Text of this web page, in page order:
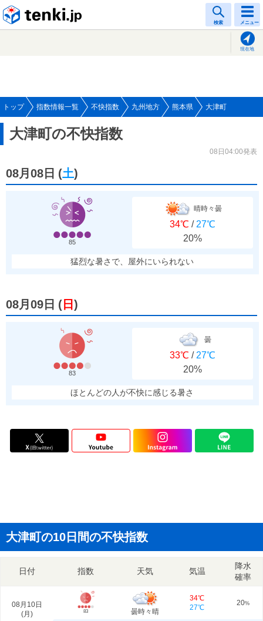
検索 メニュー
現在地
トップ 指数情報一覧 不快指数 九州地方 熊本県 大津町
大津町の不快指数
08日04:00発表
08月08日 (土)
85
晴時々曇
34℃ / 27℃
20%
猛烈な暑さで、屋外にいられない
08月09日 ( 日 )
83
曇
33℃ / 27℃
20%
ほとんどの人が不快に感じる暑さ
大津町の10日間の不快指数
日付 指数 天気 気温
降水
確率
08月10日
(月 ) 83 曇時々晴
34℃
27℃
20%